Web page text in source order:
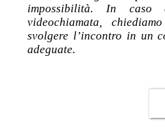
impossibilità. In caso
videochiamata,
svolgere l’incontro in un
adeguate.